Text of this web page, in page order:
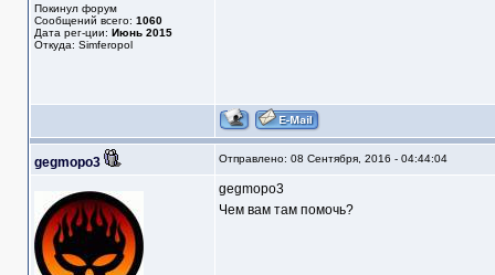
Покинул форум
Сообщений всего: 1060
Дата рег-ции: Июнь 2015
Откуда: Simferopol
gegmopo3 Отправлено: 08 Сентября, 2016 - 04:44:04
gegmopo3
Чем вам там помочь?